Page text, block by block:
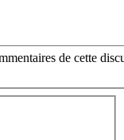
de cette